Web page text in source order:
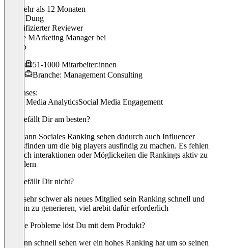
Vor mehr als 12 Monaten
Trung Dung
Verifizierter Reviewer
Online MArketing Managerbei
Arvato
51-1000 Mitarbeiter:innen
Branche: Management Consulting
Use cases:
Social Media AnalyticsSocial Media Engagement
Was gefällt Dir am besten?
Man kann Sociales Ranking sehen dadurch auch Influencer
herausfinden um die big players ausfindig zu machen. Es fehlen
dennoch interaktionen oder Möglickeiten die Rankings aktiv zu
verändern
Was gefällt Dir nicht?
Es ist sehr schwer als neues Mitglied sein Ranking schnell und
bequem zu generieren, viel arebit dafür erforderlich
Welche Probleme löst Du mit dem Produkt?
Ich kann schnell sehen wer ein hohes Ranking hat um so seinen